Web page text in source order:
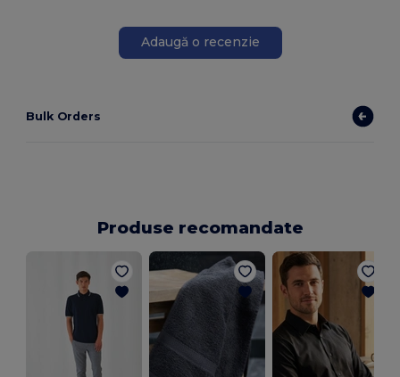
Adaugă o recenzie
Bulk Orders
Produse recomandate